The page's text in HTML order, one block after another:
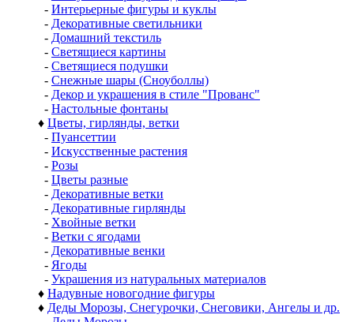
- Интерьерные фигуры и куклы
- Декоративные светильники
- Домашний текстиль
- Светящиеся картины
- Светящиеся подушки
- Снежные шары (Сноуболлы)
- Декор и украшения в стиле "Прованс"
- Настольные фонтаны
♦ Цветы, гирлянды, ветки
- Пуансеттии
- Искусственные растения
- Розы
- Цветы разные
- Декоративные ветки
- Декоративные гирлянды
- Хвойные ветки
- Ветки с ягодами
- Декоративные венки
- Ягоды
- Украшения из натуральных материалов
♦ Надувные новогодние фигуры
♦ Деды Морозы, Снегурочки, Снеговики, Ангелы и др.